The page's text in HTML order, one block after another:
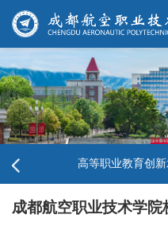
高等职业教育创
成都航空职业技术学